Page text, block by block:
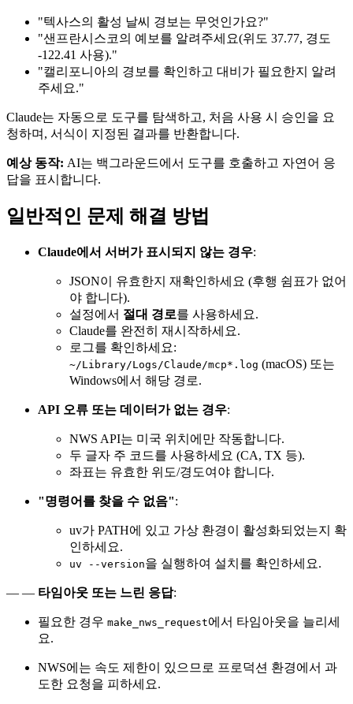
"텍사스의 활성 날씨 경보는 무엇인가요?"
"샌프란시스코의 예보를 알려주세요(위도 37.77, 경도
-122.41 사용)."
"캘리포니아의 경보를 확인하고 대비가 필요한지 알려
주세요."
Claude는 자동으로 도구를 탐색하고, 처음 사용 시 승인을 요
청하며, 서식이 지정된 결과를 반환합니다.
예상 동작: AI는 백그라운드에서 도구를 호출하고 자연어 응
답을 표시합니다.
일반적인 문제 해결 방법
Claude에서 서버가 표시되지 않는 경우:
JSON이 유효한지 재확인하세요 (후행 쉼표가 없어
야 합니다).
설정에서 절대 경로를 사용하세요.
Claude를 완전히 재시작하세요.
로그를 확인하세요:
~/Library/Logs/Claude/mcp*.log (macOS) 또는
Windows에서 해당 경로.
API 오류 또는 데이터가 없는 경우:
NWS API는 미국 위치에만 작동합니다.
두 글자 주 코드를 사용하세요 (CA, TX 등).
좌표는 유효한 위도/경도여야 합니다.
"명령어를 찾을 수 없음":
uv가 PATH에 있고 가상 환경이 활성화되었는지 확
인하세요.
uv --version을 실행하여 설치를 확인하세요.
— — 타임아웃 또는 느린 응답:
필요한 경우 make_nws_request에서 타임아웃을 늘리세
요.
NWS에는 속도 제한이 있으므로 프로덕션 환경에서 과
도한 요청을 피하세요.